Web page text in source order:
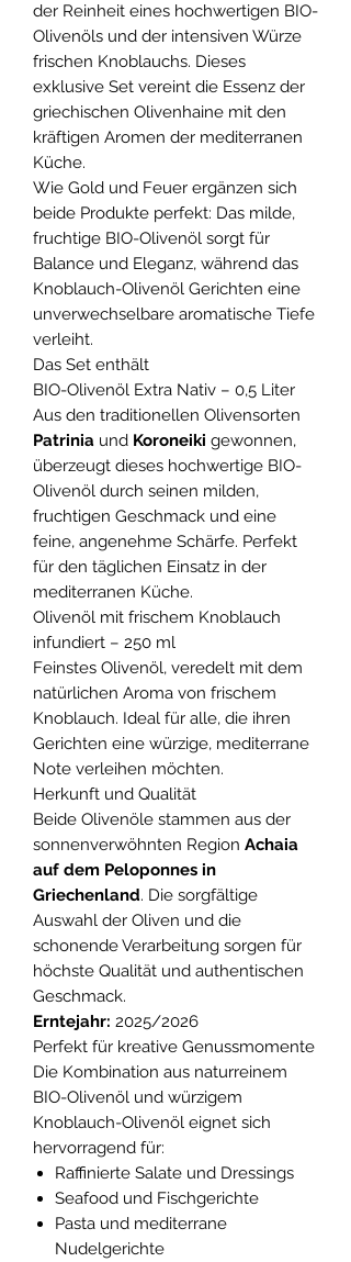
der Reinheit eines hochwertigen BIO-
Olivenöls und der intensiven Würze
frischen Knoblauchs. Dieses
exklusive Set vereint die Essenz der
griechischen Olivenhaine mit den
kräftigen Aromen der mediterranen
Küche.
Wie Gold und Feuer ergänzen sich
beide Produkte perfekt: Das milde,
fruchtige BIO-Olivenöl sorgt für
Balance und Eleganz, während das
Knoblauch-Olivenöl Gerichten eine
unverwechselbare aromatische Tiefe
verleiht.
Das Set enthält
BIO-Olivenöl Extra Nativ – 0,5 Liter
Aus den traditionellen Olivensorten
Patrinia und Koroneiki gewonnen,
überzeugt dieses hochwertige BIO-
Olivenöl durch seinen milden,
fruchtigen Geschmack und eine
feine, angenehme Schärfe. Perfekt
für den täglichen Einsatz in der
mediterranen Küche.
Olivenöl mit frischem Knoblauch
infundiert – 250 ml
Feinstes Olivenöl, veredelt mit dem
natürlichen Aroma von frischem
Knoblauch. Ideal für alle, die ihren
Gerichten eine würzige, mediterrane
Note verleihen möchten.
Herkunft und Qualität
Beide Olivenöle stammen aus der
sonnenverwöhnten Region Achaia
auf dem Peloponnes in
Griechenland. Die sorgfältige
Auswahl der Oliven und die
schonende Verarbeitung sorgen für
höchste Qualität und authentischen
Geschmack.
Erntejahr: 2025/2026
Perfekt für kreative Genussmomente
Die Kombination aus naturreinem
BIO-Olivenöl und würzigem
Knoblauch-Olivenöl eignet sich
hervorragend für:
Raffinierte Salate und Dressings
Seafood und Fischgerichte
Pasta und mediterrane
Nudelgerichte